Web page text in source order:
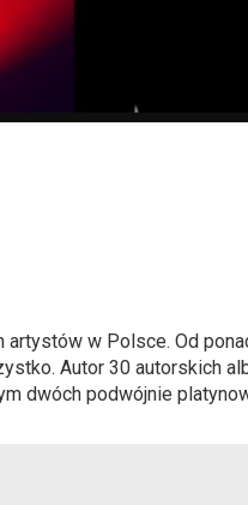
artystów w Polsce. Od
Autor 30 autorskich
dwóch podwójnie